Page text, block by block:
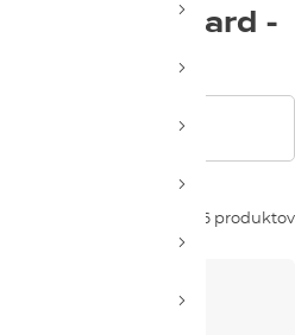
na snowboard -
6 produktov